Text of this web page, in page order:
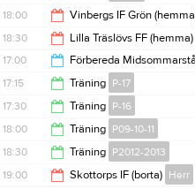
18:15
19:00
18:00 Vinbergs IF Grön
20:00
18:30 Lilla Träslövs FF (hemma)
20:30
17:00 Förbereda
20:00
17:15 Träning P-17
18:30
17:30 Träning P-16
19:00
18:00 Träning P09-10-11
19:30
18:30 Träning P2012-2013
19:00 Skottorps IF (borta) Herr